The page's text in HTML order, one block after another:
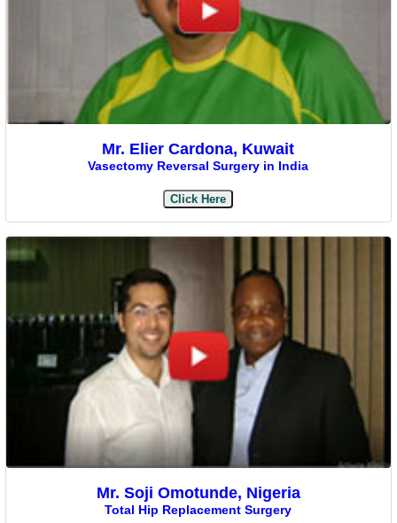
Mr. Elier Cardona, Kuwait
Vasectomy Reversal Surgery in India
Click Here
Mr. Soji Omotunde, Nigeria
Total Hip Replacement Surgery